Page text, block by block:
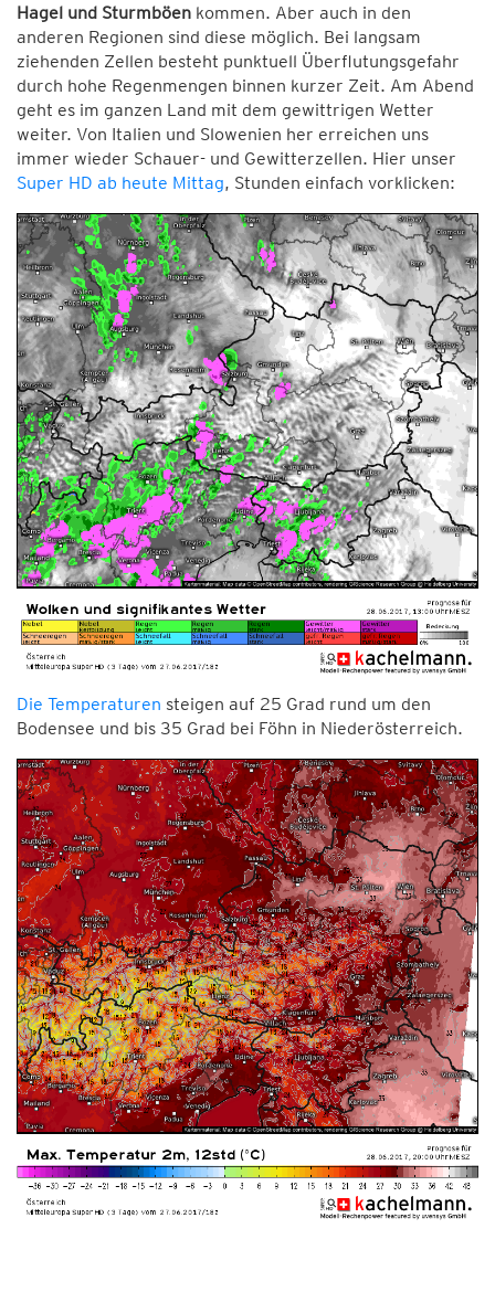
Hagel und Sturmböen kommen. Aber auch in den
anderen Regionen sind diese möglich. Bei langsam
ziehenden Zellen besteht punktuell Überflutungsgefahr
durch hohe Regenmengen binnen kurzer Zeit. Am Abend
geht es im ganzen Land mit dem gewittrigen Wetter
weiter. Von Italien und Slowenien her erreichen uns
immer wieder Schauer- und Gewitterzellen. Hier unser
Super HD ab heute Mittag, Stunden einfach vorklicken:
Die Temperaturen steigen auf 25 Grad rund um den
Bodensee und bis 35 Grad bei Föhn in Niederösterreich.